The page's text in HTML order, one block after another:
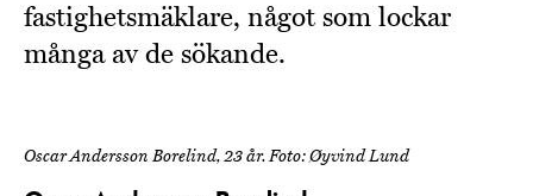
fastighetsmäklare, något som lockar
många av de sökande.
Oscar Andersson Borelind, 23 år. Foto: Øyvind Lund